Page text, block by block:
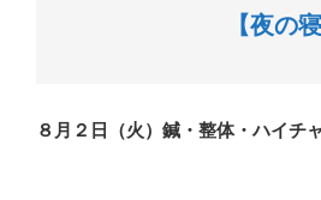
【夜の
８月２日（火）鍼・整体・ハイチ